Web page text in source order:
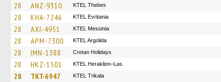
28 ANZ-9310 KTEL Thebes
28 KHA-7246 ΚΤΕL Evritania
28 AXI-4951 KTEL Messinia
28 APM-7300 KTEL Argolida
28 IMN-1388 Cretan Holidays
28 HKZ-1501 KTEL Heraklion–Las.
28 TKT-6947 ΚΤΕL Τrikala